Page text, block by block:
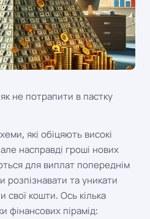
не потрапити в пастку
які обіцяють високі
насправді гроші нових
для виплат попереднім
розпізнавати та уникати
свої кошти. Ось кілька
фінансових пірамід: